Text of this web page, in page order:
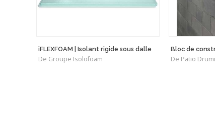
iFLEXFOAM | Isolant rigide sous dalle
De Groupe Isolofoam
Bloc de
De Patio